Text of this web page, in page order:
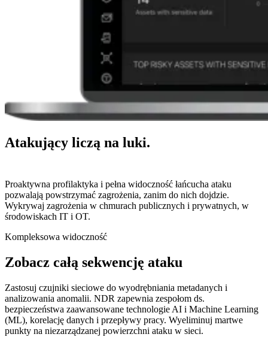
Atakujący liczą na luki.
Proaktywna profilaktyka i pełna widoczność łańcucha ataku
pozwalają powstrzymać zagrożenia, zanim do nich dojdzie.
Wykrywaj zagrożenia w chmurach publicznych i prywatnych, w
środowiskach IT i OT.
Kompleksowa widoczność
Zobacz całą sekwencję ataku
Zastosuj czujniki sieciowe do wyodrębniania metadanych i
analizowania anomalii. NDR zapewnia zespołom ds.
bezpieczeństwa zaawansowane technologie AI i Machine Learning
(ML), korelację danych i przepływy pracy. Wyeliminuj martwe
punkty na niezarządzanej powierzchni ataku w sieci.